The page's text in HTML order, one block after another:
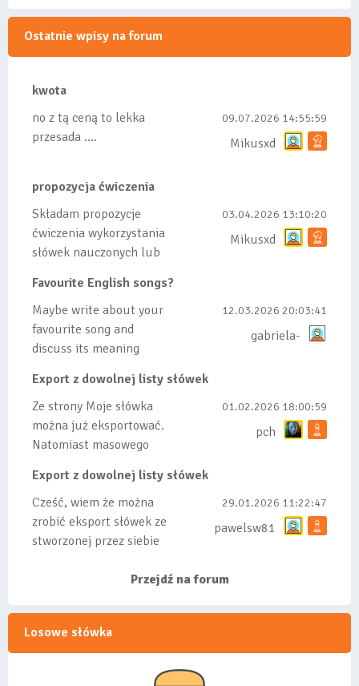
Ostatnie wpisy na forum
kwota
no z tą ceną to lekka
przesada ....
09.07.2026 14:55:59
Mikusxd
propozycja ćwiczenia
Składam propozycje
ćwiczenia wykorzystania
słówek nauczonych lub
tez ze wszys...
03.04.2026 13:10:20
Mikusxd
Favourite English songs?
Maybe write about your
favourite song and
discuss its meaning
12.03.2026 20:03:41
gabriela-
Export z dowolnej listy słówek
Ze strony Moje słówka
można już eksportować.
Natomiast masowego
bo wiąże się...
01.02.2026 18:00:59
pch
Export z dowolnej listy słówek
Cześć, wiem że można
zrobić eksport słówek ze
stworzonej przez siebie
29.01.2026 11:22:47
pawelsw81
Przejdź na forum
Losowe słówka